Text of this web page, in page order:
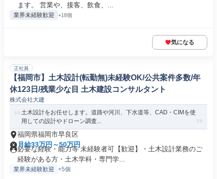
ます。 営業や、接客、飲食、...
業界未経験歓迎 +18個
気になる
正社員
【福岡市】土木設計(転勤無)未経験OK/公共案件多数/年
休123日/残業少な目 土木建設コンサルタント
株式会社大建
土木設計をお任せします。道路や河川、下水道等、CAD・CIMを使
用しての設計やドローン調査...
福岡県福岡市早良区
月給33万円～50万円
必要な経験・能力等 未経験者可【歓迎】・土木設計業務のご
経験がある方・土木学科・専門学...
業界未経験歓迎 +5個